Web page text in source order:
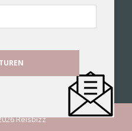
Reisbizz